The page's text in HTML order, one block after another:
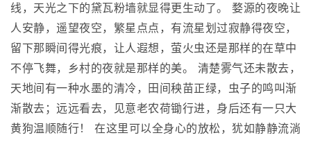
线，天光之下的黛瓦粉墙就显得更生动了。 婺源的夜晚让
人安静，遥望夜空，繁星点点，有流星划过寂静得夜空，
留下那瞬间得光痕，让人遐想，萤火虫还是那样的在草中
不停飞舞，乡村的夜就是那样的美。 清楚雾气还未散去，
天地间有一种水墨的清冷，田间秧苗正绿，虫子的鸣叫渐
渐散去；远远看去，见意老农荷锄行进，身后还有一只大
黄狗温顺随行！ 在这里可以全身心的放松，犹如静静流淌